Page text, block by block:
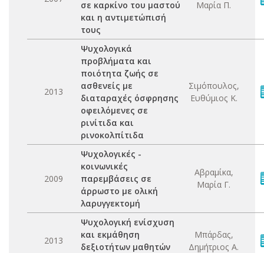
σε καρκίνο του μαστού
και η αντιμετώπισή
τους
Μαρία Π.
2013
Ψυχολογικά
προβλήματα και
ποιότητα ζωής σε
ασθενείς με
διαταραχές όσφρησης
οφειλόμενες σε
ρινίτιδα και
ρινοκολπίτιδα
Σιμόπουλος,
Ευθύμιος Κ.
2009
Ψυχολογικές -
κοινωνικές
παρεμβάσεις σε
άρρωστο με ολική
λαρυγγεκτομή
Αβραμίκα,
Μαρία Γ.
2013
Ψυχολογική ενίσχυση
και εκμάθηση
δεξιοτήτων μαθητών
Μπάρδας,
Δημήτριος Α.